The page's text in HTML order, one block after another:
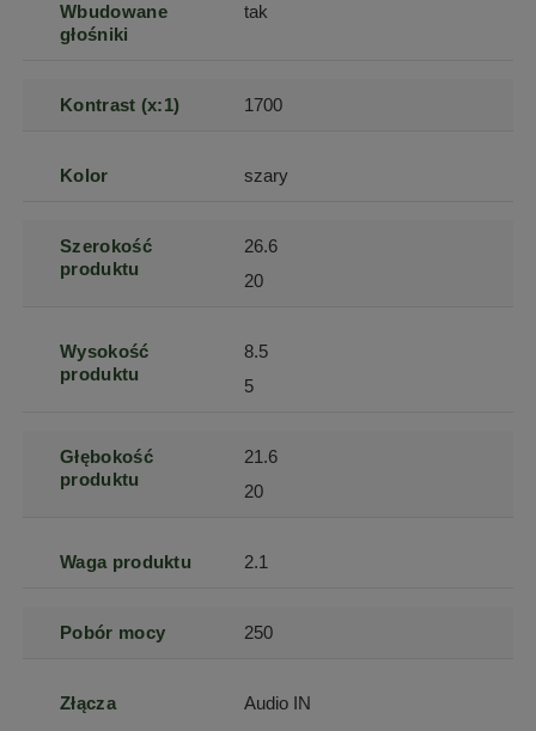
Wbudowane
głośniki
tak
Kontrast (x:1) 1700
Kolor szary
Szerokość
produktu
26.6
20
Wysokość
produktu
8.5
5
Głębokość
produktu
21.6
20
Waga produktu 2.1
Pobór mocy 250
Złącza
Audio IN